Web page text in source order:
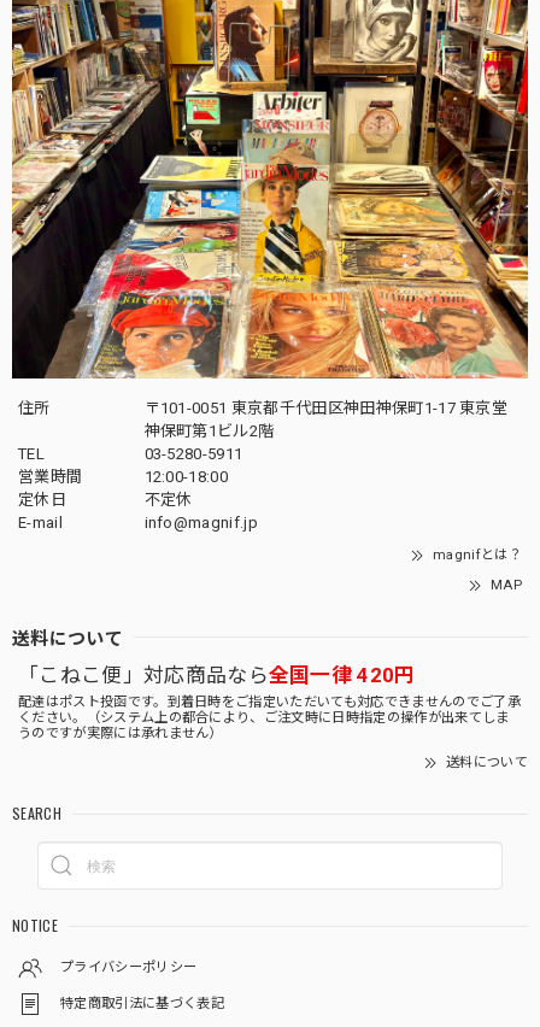
住所
〒101-0051 東京都千代田区神田神保町1-17 東京堂
神保町第1ビル2階
TEL
03-5280-5911
営業時間
12:00-18:00
定休日
不定休
E-mail
info@magnif.jp
magnifとは？
MAP
送料について
「こねこ便」対応商品なら全国一律 420円
配達はポスト投函です。到着日時をご指定いただいても対応できませんのでご了承
ください。（システム上の都合により、ご注文時に日時指定の操作が出来てしま
うのですが実際には承れません）
送料について
SEARCH
NOTICE
プライバシーポリシー
特定商取引法に基づく表記